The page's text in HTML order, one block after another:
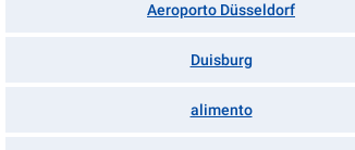
Aeroporto Düsseldorf
Duisburg
alimento